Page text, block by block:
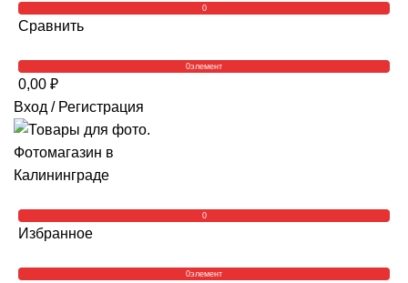
0
Сравнить
0элемент
0,00 ₽
Вход / Регистрация
0
Избранное
0элемент